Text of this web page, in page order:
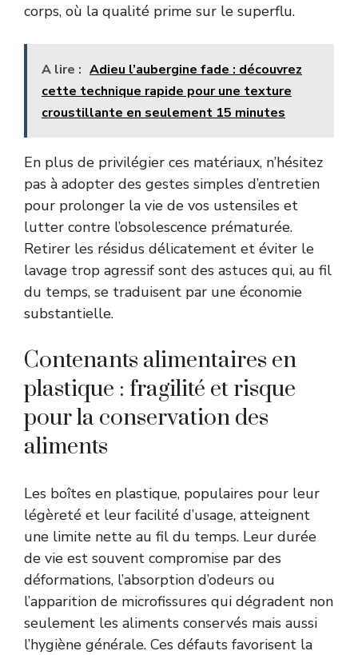
corps, où la qualité prime sur le superflu.
A lire : Adieu l’aubergine fade : découvrez
cette technique rapide pour une texture
croustillante en seulement 15 minutes
En plus de privilégier ces matériaux, n’hésitez
pas à adopter des gestes simples d’entretien
pour prolonger la vie de vos ustensiles et
lutter contre l’obsolescence prématurée.
Retirer les résidus délicatement et éviter le
lavage trop agressif sont des astuces qui, au fil
du temps, se traduisent par une économie
substantielle.
Contenants alimentaires en
plastique : fragilité et risque
pour la conservation des
aliments
Les boîtes en plastique, populaires pour leur
légèreté et leur facilité d’usage, atteignent
une limite nette au fil du temps. Leur durée
de vie est souvent compromise par des
déformations, l’absorption d’odeurs ou
l’apparition de microfissures qui dégradent non
seulement les aliments conservés mais aussi
l’hygiène générale. Ces défauts favorisent la